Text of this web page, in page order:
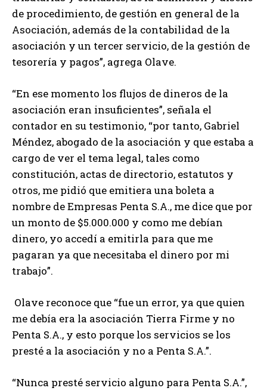
de procedimiento, de gestión en general de la
Asociación, además de la contabilidad de la
asociación y un tercer servicio, de la gestión de
tesorería y pagos”, agrega Olave.
“En ese momento los flujos de dineros de la
asociación eran insuficientes”, señala el
contador en su testimonio, “por tanto, Gabriel
Méndez, abogado de la asociación y que estaba a
cargo de ver el tema legal, tales como
constitución, actas de directorio, estatutos y
otros, me pidió que emitiera una boleta a
nombre de Empresas Penta S.A., me dice que por
un monto de $5.000.000 y como me debían
dinero, yo accedí a emitirla para que me
pagaran ya que necesitaba el dinero por mi
trabajo”.
Olave reconoce que “fue un error, ya que quien
me debía era la asociación Tierra Firme y no
Penta S.A., y esto porque los servicios se los
presté a la asociación y no a Penta S.A.”.
“Nunca presté servicio alguno para Penta S.A.”,